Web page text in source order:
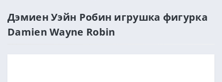
Дэмиен Уэйн Робин игрушка фигурка
Damien Wayne Robin